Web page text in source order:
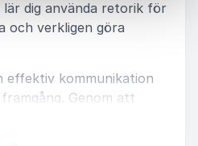
dig använda retorik för
och verkligen göra
effektiv kommunikation
Genom att
fallgropar kan